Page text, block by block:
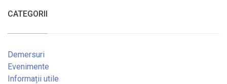
CATEGORII
Demersuri
Evenimente
Informații utile